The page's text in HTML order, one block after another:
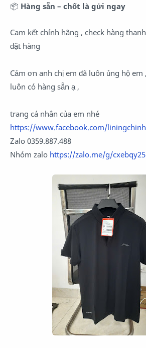
📦 Hàng sẵn – chốt là gửi ngay
Cam kết chính hãng , check hàng
đặt hàng
Cảm ơn anh chị em đã luôn ủng hộ em
luôn có hàng sẵn ạ ,
trang cá nhân của em nhé
https://www.facebook.com/
Zalo 0359.887.488
Nhóm zalo https://zalo.me/g/